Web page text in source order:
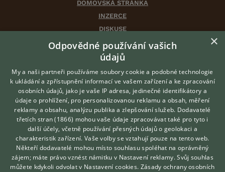
DOMOVSKÁ STRÁNKA
INZERCE
DISKUSE
ČLÁNKY
CHOVATELSKÉ STANICE
VÝBĚR VHODNÉHO PLEMENE
O nás
Kontakt
Možnosti zvýraznění inzerátů
Podmínky užití
Zpracování osobních údajů
Hledáte zvířecího kamaráda?
Zdarma vám poradí
VETERINÁŘ ONLINE
KONZULTOVAT S
VETERINÁŘEM
×
Odpovědné používání vašich
údajů
My a naši partneři používáme soubory cookie a podobné technologie
k ukládání a zpřístupnění informací ve vašem zařízení a ke zpracování
osobních údajů, jako je vaše IP adresa, jedinečné identifikátory a
údaje o prohlížení, pro personalizovanou reklamu a obsah, měření
reklamy a obsahu, analýzu publika a zlepšování služeb. Dodavatelé
třetích stran (1866) mohou vaše údaje zpracovávat také pro tyto i
další účely, včetně používání přesných údajů o geolokaci a
charakteristik zařízení. Vaše volby se vztahují pouze na tento web.
Někteří dodavatelé mohou místo souhlasu spoléhat na oprávněný
zájem; máte právo vznést námitku v Nastavení reklamy. Svůj souhlas
můžete kdykoli odvolat v Nastavení cookies. Zásady ochrany osobních